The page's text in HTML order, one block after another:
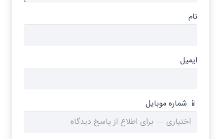
نام
ایمیل
📱 شماره موبایل